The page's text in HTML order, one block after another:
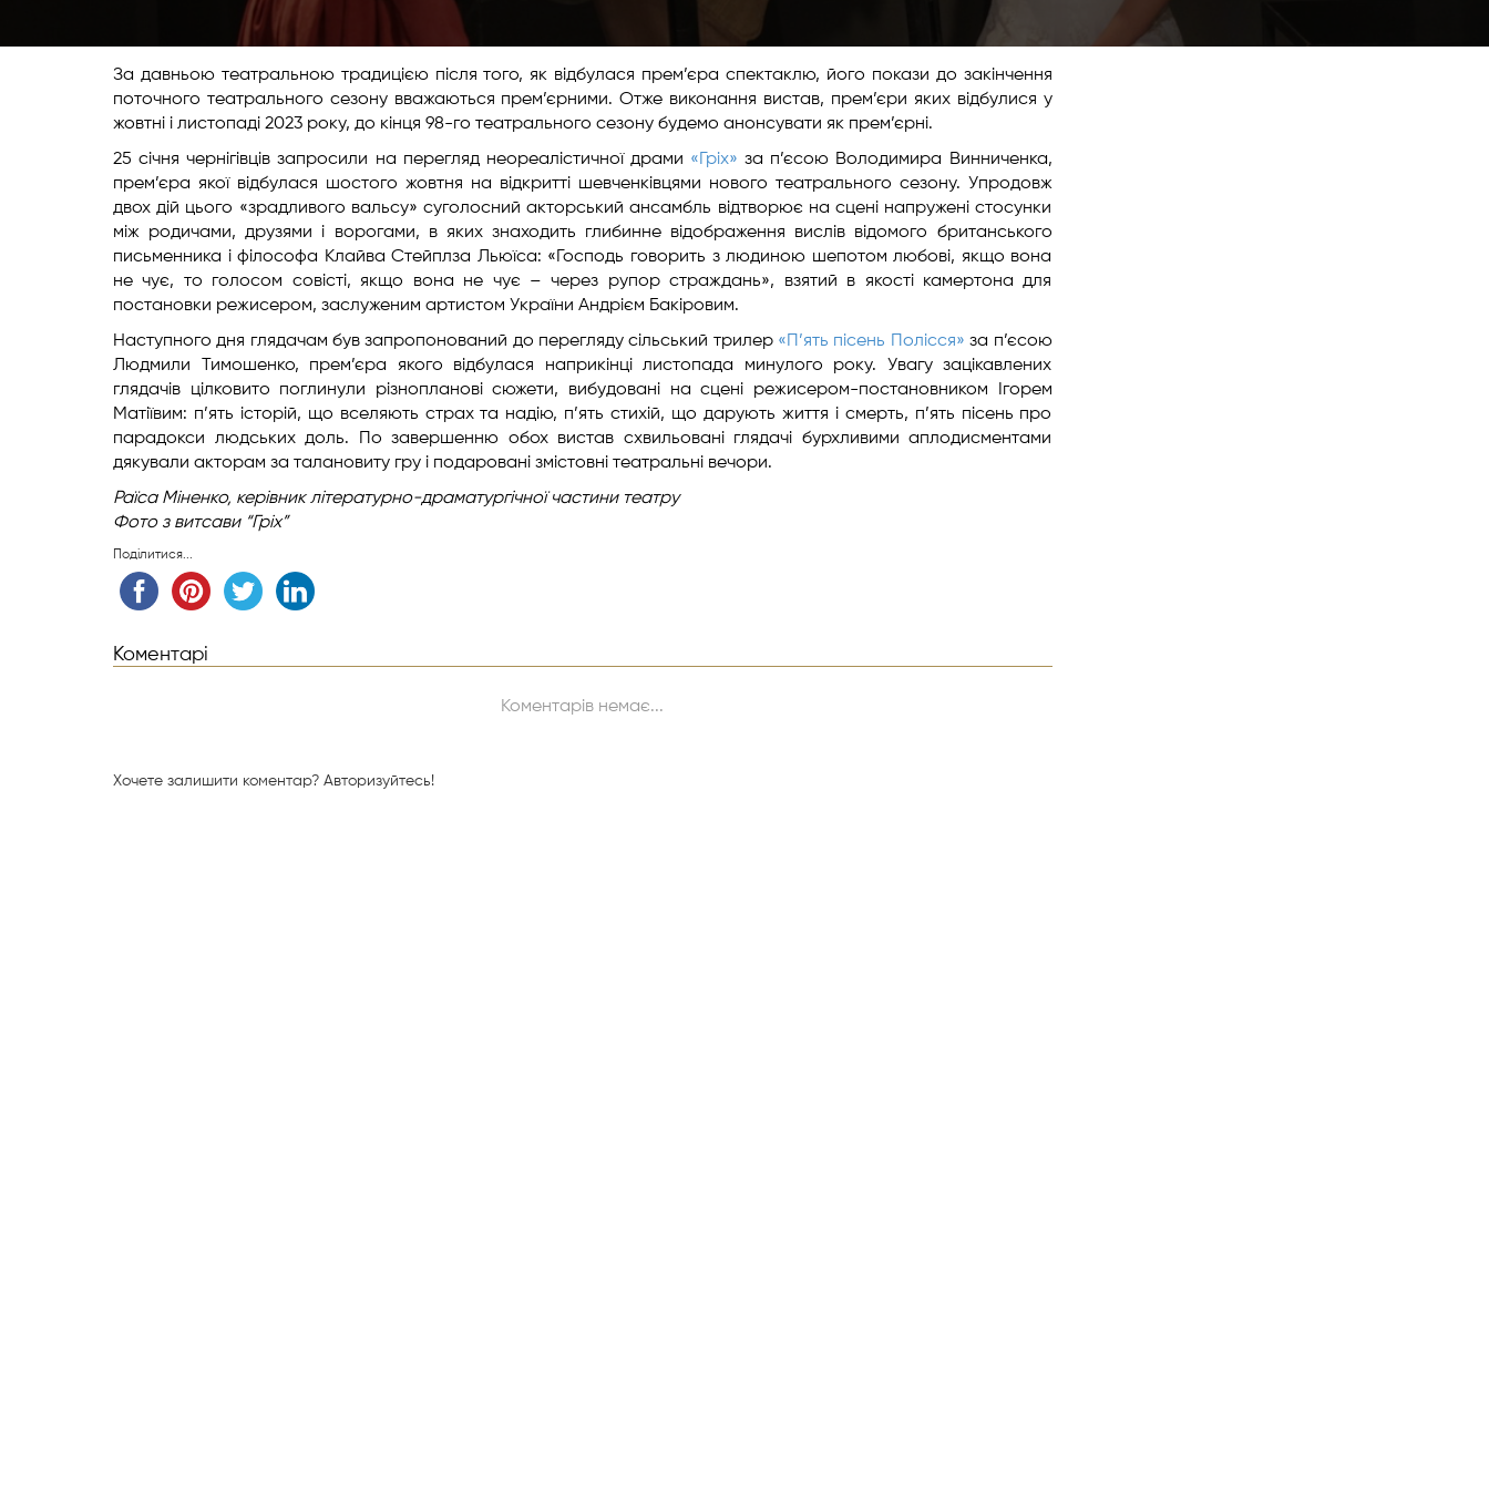
За давньою театральною традицією після того, як відбулася прем’єра спектаклю, його покази до закінчення
поточного театрального сезону вважаються прем’єрними. Отже виконання вистав, прем’єри яких відбулися у
жовтні і листопаді 2023 року, до кінця 98-го театрального сезону будемо анонсувати як прем’єрні.
25 січня чернігівців запросили на перегляд неореалістичної драми «Гріх» за п’єсою Володимира Винниченка,
прем’єра якої відбулася шостого жовтня на відкритті шевченківцями нового театрального сезону. Упродовж
двох дій цього «зрадливого вальсу» суголосний акторський ансамбль відтворює на сцені напружені стосунки
між родичами, друзями і ворогами, в яких знаходить глибинне відображення вислів відомого британського
письменника і філософа Клайва Стейплза Льюїса: «Господь говорить з людиною шепотом любові, якщо вона
не чує, то голосом совісті, якщо вона не чує – через рупор страждань», взятий в якості камертона для
постановки режисером, заслуженим артистом України Андрієм Бакіровим.
Наступного дня глядачам був запропонований до перегляду сільський трилер «П’ять пісень Полісся» за п’єсою
Людмили Тимошенко, прем’єра якого відбулася наприкінці листопада минулого року. Увагу зацікавлених
глядачів цілковито поглинули різнопланові сюжети, вибудовані на сцені режисером-постановником Ігорем
Матіївим: п’ять історій, що вселяють страх та надію, п’ять стихій, що дарують життя і смерть, п’ять пісень про
парадокси людських доль. По завершенню обох вистав схвильовані глядачі бурхливими аплодисментами
дякували акторам за талановиту гру і подаровані змістовні театральні вечори.
Раїса Міненко, керівник літературно-драматургічної частини театру
Фото з витсави “Гріх”
Поділитися...
Коментарі
Коментарів немає...
Хочете залишити коментар? Авторизуйтесь!